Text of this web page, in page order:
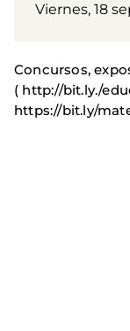
Viernes, 18
Concursos,
( http://bit.ly./
https://bit.ly/